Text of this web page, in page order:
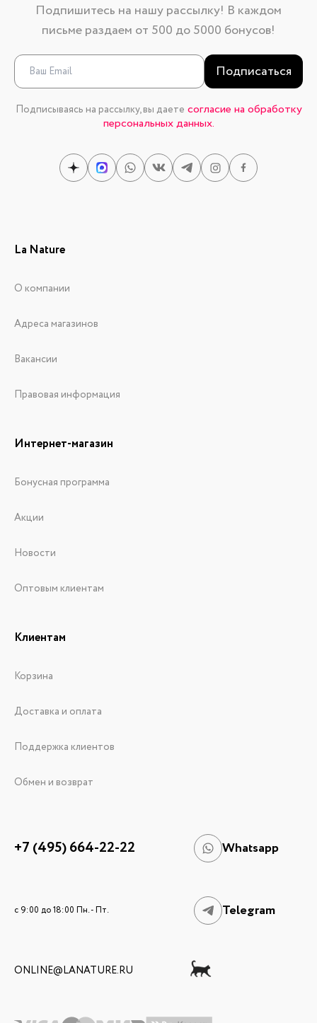
Подпишитесь на нашу рассылку! В каждом
письме раздаем от 500 до 5000 бонусов!
Подписаться
Подписываясь на рассылку, вы даете согласие на обработку
персональных данных.
La Nature
О компании
Адреса магазинов
Вакансии
Правовая информация
Интернет-магазин
Бонусная программа
Акции
Новости
Оптовым клиентам
Клиентам
Корзина
Доставка и оплата
Поддержка клиентов
Обмен и возврат
+7 (495) 664-22-22 Whatsapp
c 9:00 до 18:00 Пн. - Пт. Telegram
ONLINE@LANATURE.RU